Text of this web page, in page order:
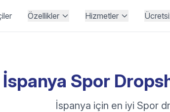
Özellikler Hizmetler
İspanya Spor
İspanya için en iyi Spor